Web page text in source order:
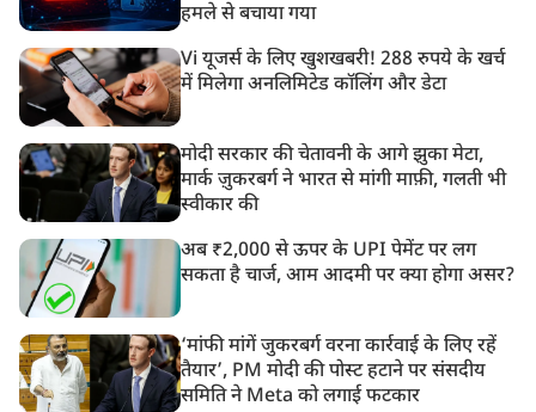
हमले से बचाया गया
Vi यूजर्स के लिए खुशखबरी! 288 रुपये के खर्च
में मिलेगा अनलिमिटेड कॉलिंग और डेटा
मोदी सरकार की चेतावनी के आगे झुका मेटा,
मार्क ज़ुकरबर्ग ने भारत से मांगी माफ़ी, गलती भी
स्वीकार की
अब ₹2,000 से ऊपर के UPI पेमेंट पर लग
सकता है चार्ज, आम आदमी पर क्या होगा असर?
‘मांफी मांगें जुकरबर्ग वरना कार्रवाई के लिए रहें
तैयार’, PM मोदी की पोस्ट हटाने पर संसदीय
समिति ने Meta को लगाई फटकार